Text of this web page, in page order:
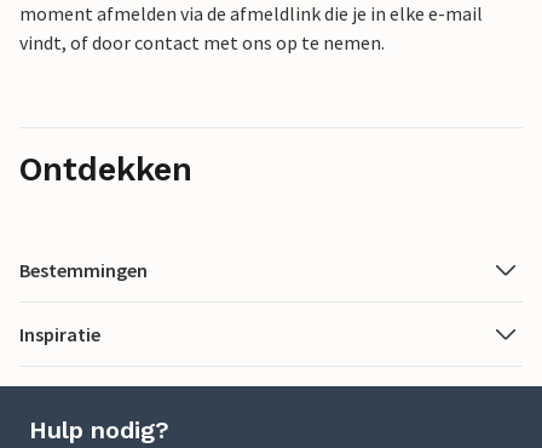
moment afmelden via de afmeldlink die je in elke e-mail
vindt, of door contact met ons op te nemen.
Ontdekken
Bestemmingen
Inspiratie
Hulp nodig?